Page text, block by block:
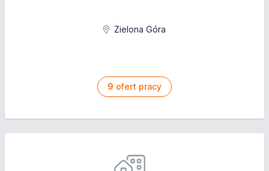
Zielona Góra
9 ofert pracy